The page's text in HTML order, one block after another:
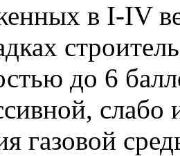
в I-IV
до 6
слабо
газовой